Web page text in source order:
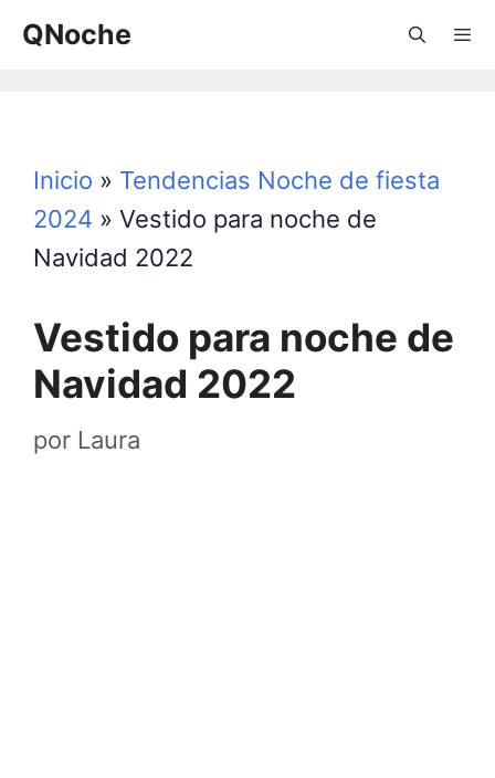
Saltar
QNoche
Inicio » Tendencias Noche de fiesta
2024 » Vestido para noche de
Navidad 2022
Vestido para noche de
Navidad 2022
por Laura